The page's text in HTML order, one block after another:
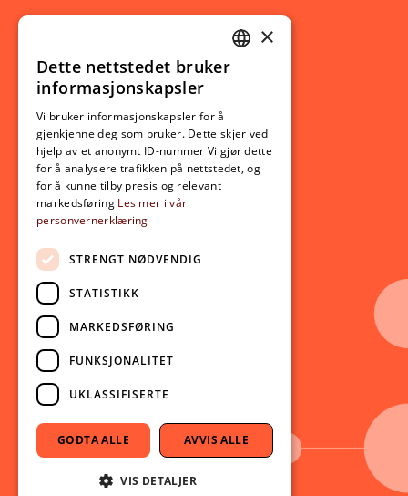
Ny student
Utveksling
Opptak
Lov- og regelverk
Aktuelt
Nyheter
Arrangementer
Nyhetsbrev
Ledige stillinger
Følg oss på sosiale medier:
Facebook
Instagram
Youtube
LinkedIn
TikTok
NORWEGIAN
×
Dette nettstedet bruker
informasjonskapsler
Vi bruker informasjonskapsler for å
gjenkjenne deg som bruker. Dette skjer ved
hjelp av et anonymt ID-nummer Vi gjør dette
for å analysere trafikken på nettstedet, og
for å kunne tilby presis og relevant
markedsføring Les mer i vår
personvernerklæring
STRENGT NØDVENDIG
STATISTIKK
MARKEDSFØRING
FUNKSJONALITET
UKLASSIFISERTE
GODTA ALLE AVVIS ALLE
VIS DETALJER